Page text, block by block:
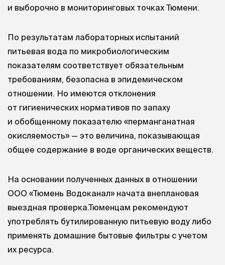
и выборочно в мониторинговых точках Тюмени.
По результатам лабораторных испытаний
питьевая вода по микробиологическим
показателям соответствует обязательным
требованиям, безопасна в эпидемическом
отношении. Но имеются отклонения
от гигиенических нормативов по запаху
и обобщенному показателю «перманганатная
окисляемость» — это величина, показывающая
общее содержание в воде органических веществ.
На основании полученных данных в отношении
ООО «Тюмень Водоканал» начата внеплановая
выездная проверка.Тюменцам рекомендуют
употреблять бутилированную питьевую воду либо
применять домашние бытовые фильтры с учетом
их ресурса.